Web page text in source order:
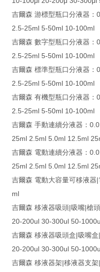
吉爾森 游標型瓶口分液器
2.5-25ml 5-50ml 10-100ml
吉爾森 數字型瓶口分液器
2.5-25ml 5-50ml 10-100ml
吉爾森 標準型瓶口分液器
2.5-25ml 5-50ml 10-100ml
吉爾森 有機型瓶口分液器
2.5-25ml 5-50ml 10-100ml
吉爾森 手動連續分液器：
25ml 2.5ml 5.0ml 12.5ml
吉爾森 電動連續分液器：
25ml 2.5ml 5.0ml 12.5ml
吉爾森 電動大容量可移液
ml
吉爾森 移液器吸頭|吸嘴|槍
20-200ul 30-300ul 50-
吉爾森 移液器吸頭盒|吸嘴
20-200ul 30-300ul 50-
吉爾森 移液器架|移液器支